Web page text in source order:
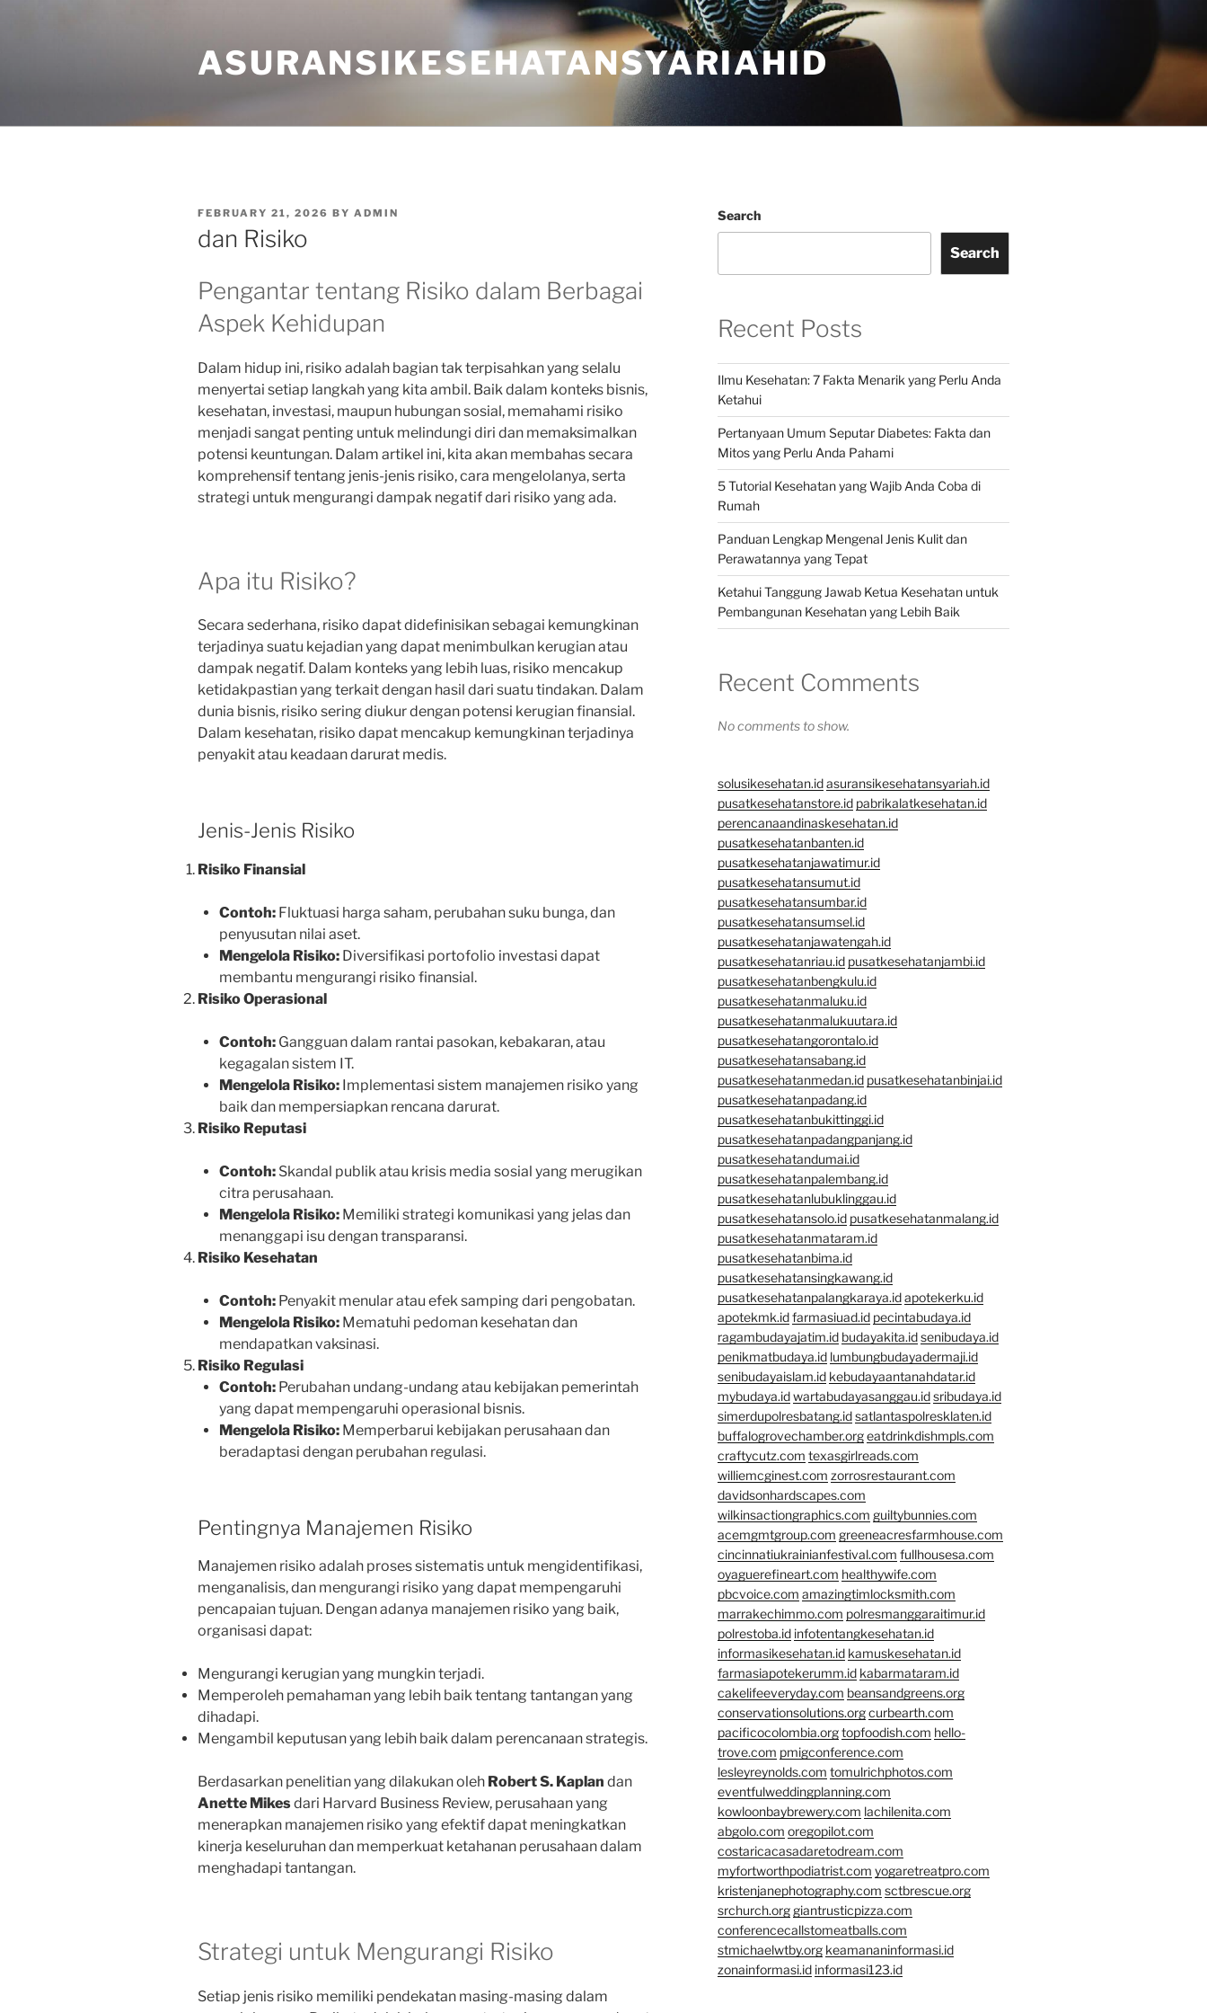
ASURANSIKESEHATANSYARIAHID
POSTED
ON
FEBRUARY 21, 2026 BY ADMIN
dan Risiko
Pengantar tentang Risiko dalam Berbagai
Aspek Kehidupan
Dalam hidup ini, risiko adalah bagian tak terpisahkan yang selalu
menyertai setiap langkah yang kita ambil. Baik dalam konteks bisnis,
kesehatan, investasi, maupun hubungan sosial, memahami risiko
menjadi sangat penting untuk melindungi diri dan memaksimalkan
potensi keuntungan. Dalam artikel ini, kita akan membahas secara
komprehensif tentang jenis-jenis risiko, cara mengelolanya, serta
strategi untuk mengurangi dampak negatif dari risiko yang ada.
Apa itu Risiko?
Secara sederhana, risiko dapat didefinisikan sebagai kemungkinan
terjadinya suatu kejadian yang dapat menimbulkan kerugian atau
dampak negatif. Dalam konteks yang lebih luas, risiko mencakup
ketidakpastian yang terkait dengan hasil dari suatu tindakan. Dalam
dunia bisnis, risiko sering diukur dengan potensi kerugian finansial.
Dalam kesehatan, risiko dapat mencakup kemungkinan terjadinya
penyakit atau keadaan darurat medis.
Jenis-Jenis Risiko
Risiko Finansial
Contoh: Fluktuasi harga saham, perubahan suku bunga, dan
penyusutan nilai aset.
Mengelola Risiko: Diversifikasi portofolio investasi dapat
membantu mengurangi risiko finansial.
Risiko Operasional
Contoh: Gangguan dalam rantai pasokan, kebakaran, atau
kegagalan sistem IT.
Mengelola Risiko: Implementasi sistem manajemen risiko yang
baik dan mempersiapkan rencana darurat.
Risiko Reputasi
Contoh: Skandal publik atau krisis media sosial yang merugikan
citra perusahaan.
Mengelola Risiko: Memiliki strategi komunikasi yang jelas dan
menanggapi isu dengan transparansi.
Risiko Kesehatan
Contoh: Penyakit menular atau efek samping dari pengobatan.
Mengelola Risiko: Mematuhi pedoman kesehatan dan
mendapatkan vaksinasi.
Risiko Regulasi
Contoh: Perubahan undang-undang atau kebijakan pemerintah
yang dapat mempengaruhi operasional bisnis.
Mengelola Risiko: Memperbarui kebijakan perusahaan dan
beradaptasi dengan perubahan regulasi.
Pentingnya Manajemen Risiko
Manajemen risiko adalah proses sistematis untuk mengidentifikasi,
menganalisis, dan mengurangi risiko yang dapat mempengaruhi
pencapaian tujuan. Dengan adanya manajemen risiko yang baik,
organisasi dapat:
Mengurangi kerugian yang mungkin terjadi.
Memperoleh pemahaman yang lebih baik tentang tantangan yang
dihadapi.
Mengambil keputusan yang lebih baik dalam perencanaan strategis.
Berdasarkan penelitian yang dilakukan oleh Robert S. Kaplan dan
Anette Mikesdari Harvard Business Review, perusahaan yang
menerapkan manajemen risiko yang efektif dapat meningkatkan
kinerja keseluruhan dan memperkuat ketahanan perusahaan dalam
menghadapi tantangan.
Strategi untuk Mengurangi Risiko
Setiap jenis risiko memiliki pendekatan masing-masing dalam
Search
Search
Recent Posts
Ilmu Kesehatan: 7 Fakta Menarik yang Perlu Anda
Ketahui
Pertanyaan Umum Seputar Diabetes: Fakta dan
Mitos yang Perlu Anda Pahami
5 Tutorial Kesehatan yang Wajib Anda Coba di
Rumah
Panduan Lengkap Mengenal Jenis Kulit dan
Perawatannya yang Tepat
Ketahui Tanggung Jawab Ketua Kesehatan untuk
Pembangunan Kesehatan yang Lebih Baik
Recent Comments
No comments to show.
solusikesehatan.id asuransikesehatansyariah.id
pusatkesehatanstore.id pabrikalatkesehatan.id
perencanaandinaskesehatan.id
pusatkesehatanbanten.id
pusatkesehatanjawatimur.id
pusatkesehatansumut.id
pusatkesehatansumbar.id
pusatkesehatansumsel.id
pusatkesehatanjawatengah.id
pusatkesehatanriau.id pusatkesehatanjambi.id
pusatkesehatanbengkulu.id
pusatkesehatanmaluku.id
pusatkesehatanmalukuutara.id
pusatkesehatangorontalo.id
pusatkesehatansabang.id
pusatkesehatanmedan.id pusatkesehatanbinjai.id
pusatkesehatanpadang.id
pusatkesehatanbukittinggi.id
pusatkesehatanpadangpanjang.id
pusatkesehatandumai.id
pusatkesehatanpalembang.id
pusatkesehatanlubuklinggau.id
pusatkesehatansolo.id pusatkesehatanmalang.id
pusatkesehatanmataram.id
pusatkesehatanbima.id
pusatkesehatansingkawang.id
pusatkesehatanpalangkaraya.id apotekerku.id
apotekmk.id farmasiuad.id pecintabudaya.id
ragambudayajatim.id budayakita.id senibudaya.id
penikmatbudaya.id lumbungbudayadermaji.id
senibudayaislam.id kebudayaantanahdatar.id
mybudaya.id wartabudayasanggau.id sribudaya.id
simerdupolresbatang.id satlantaspolresklaten.id
buffalogrovechamber.org eatdrinkdishmpls.com
craftycutz.com texasgirlreads.com
williemcginest.com zorrosrestaurant.com
davidsonhardscapes.com
wilkinsactiongraphics.com guiltybunnies.com
acemgmtgroup.com greeneacresfarmhouse.com
cincinnatiukrainianfestival.com fullhousesa.com
oyaguerefineart.com healthywife.com
pbcvoice.com amazingtimlocksmith.com
marrakechimmo.com polresmanggaraitimur.id
polrestoba.id infotentangkesehatan.id
informasikesehatan.id kamuskesehatan.id
farmasiapotekerumm.id kabarmataram.id
cakelifeeveryday.com beansandgreens.org
conservationsolutions.org curbearth.com
pacificocolombia.org topfoodish.com hello-
trove.com pmigconference.com
lesleyreynolds.com tomulrichphotos.com
eventfulweddingplanning.com
kowloonbaybrewery.com lachilenita.com
abgolo.com oregopilot.com
costaricacasadaretodream.com
myfortworthpodiatrist.com yogaretreatpro.com
kristenjanephotography.com sctbrescue.org
srchurch.org giantrusticpizza.com
conferencecallstomeatballs.com
stmichaelwtby.org keamananinformasi.id
zonainformasi.id informasi123.id